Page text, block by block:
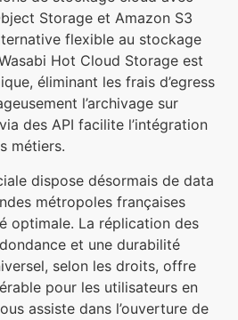
Storage et Amazon S3
flexible au stockage
Hot Cloud Storage est
éliminant les frais d’egress
l’archivage sur
via des API facilite l’intégration
métiers.
dispose désormais de data
métropoles françaises
optimale. La réplication des
et une durabilité
selon les droits, offre
pour les utilisateurs en
assiste dans l’ouverture de